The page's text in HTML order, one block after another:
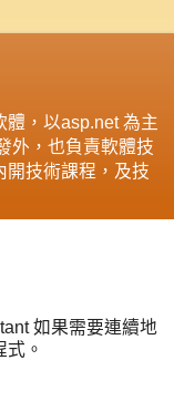
，以asp.net 為主
外，也負責軟體技
開技術課程，及技
如果需要連續地
。